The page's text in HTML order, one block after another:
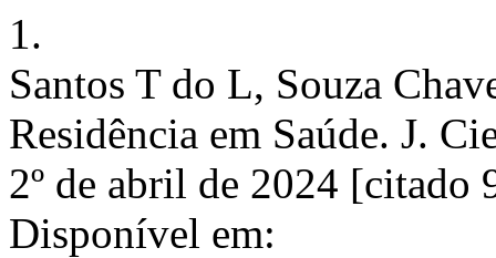
1.
Santos T do L, Souza
Residência em Saúde. J.
2º de abril de 2024 [citado
Disponível em: